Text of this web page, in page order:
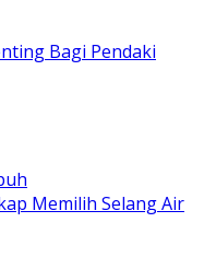
Bagi Pendaki
Memilih Selang Air